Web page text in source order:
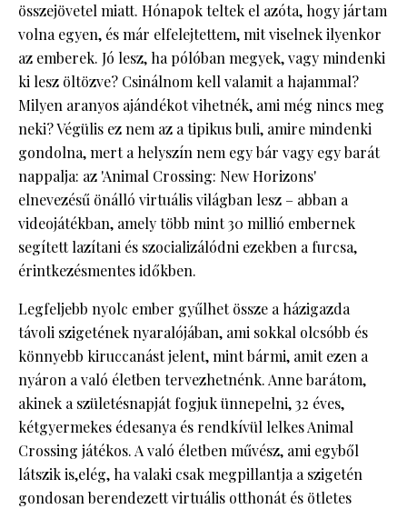
összejövetel miatt. Hónapok teltek el azóta, hogy jártam
volna egyen, és már elfelejtettem, mit viselnek ilyenkor
az emberek. Jó lesz, ha pólóban megyek, vagy mindenki
ki lesz öltözve? Csinálnom kell valamit a hajammal?
Milyen aranyos ajándékot vihetnék, ami még nincs meg
neki? Végülis ez nem az a tipikus buli, amire mindenki
gondolna, mert a helyszín nem egy bár vagy egy barát
nappalja: az 'Animal Crossing: New Horizons'
elnevezésű önálló virtuális világban lesz – abban a
videojátékban, amely több mint 30 millió embernek
segített lazítani és szocializálódni ezekben a furcsa,
érintkezésmentes időkben.
Legfeljebb nyolc ember gyűlhet össze a házigazda
távoli szigetének nyaralójában, ami sokkal olcsóbb és
könnyebb kiruccanást jelent, mint bármi, amit ezen a
nyáron a való életben tervezhetnénk. Anne barátom,
akinek a születésnapját fogjuk ünnepelni, 32 éves,
kétgyermekes édesanya és rendkívül lelkes Animal
Crossing játékos. A való életben művész, ami egyből
látszik is,elég, ha valaki csak megpillantja a szigetén
gondosan berendezett virtuális otthonát és ötletes